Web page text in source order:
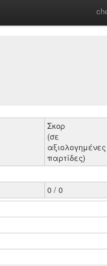
Σκορ
(σε
αξιολογημένες
παρτίδες)
0 / 0